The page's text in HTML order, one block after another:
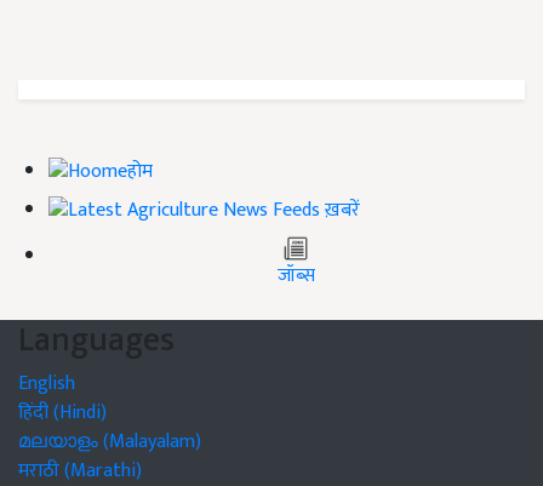
होम
ख़बरें
जॉब्स
Languages
English
हिंदी (Hindi)
മലയാളം (Malayalam)
मराठी (Marathi)